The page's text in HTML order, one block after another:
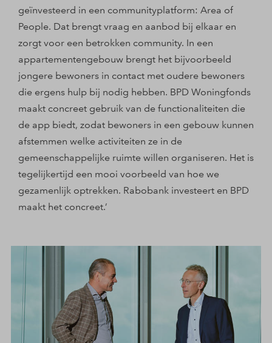
geïnvesteerd in een communityplatform: Area of
People. Dat brengt vraag en aanbod bij elkaar en
zorgt voor een betrokken community. In een
appartementengebouw brengt het bijvoorbeeld
jongere bewoners in contact met oudere bewoners
die ergens hulp bij nodig hebben. BPD Woningfonds
maakt concreet gebruik van de functionaliteiten die
de app biedt, zodat bewoners in een gebouw kunnen
afstemmen welke activiteiten ze in de
gemeenschappelijke ruimte willen organiseren. Het is
tegelijkertijd een mooi voorbeeld van hoe we
gezamenlijk optrekken. Rabobank investeert en BPD
maakt het concreet.’